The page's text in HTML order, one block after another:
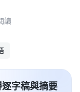
讀
字稿與摘要